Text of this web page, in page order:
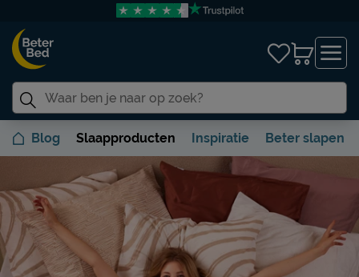
Blog Slaapproducten Inspiratie Beter slapen